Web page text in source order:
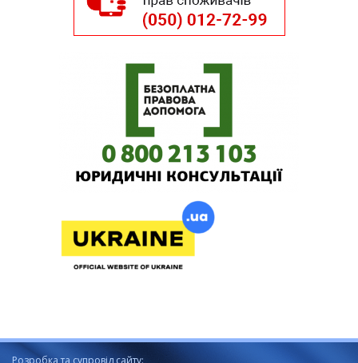
Розробка та супровід сайту: